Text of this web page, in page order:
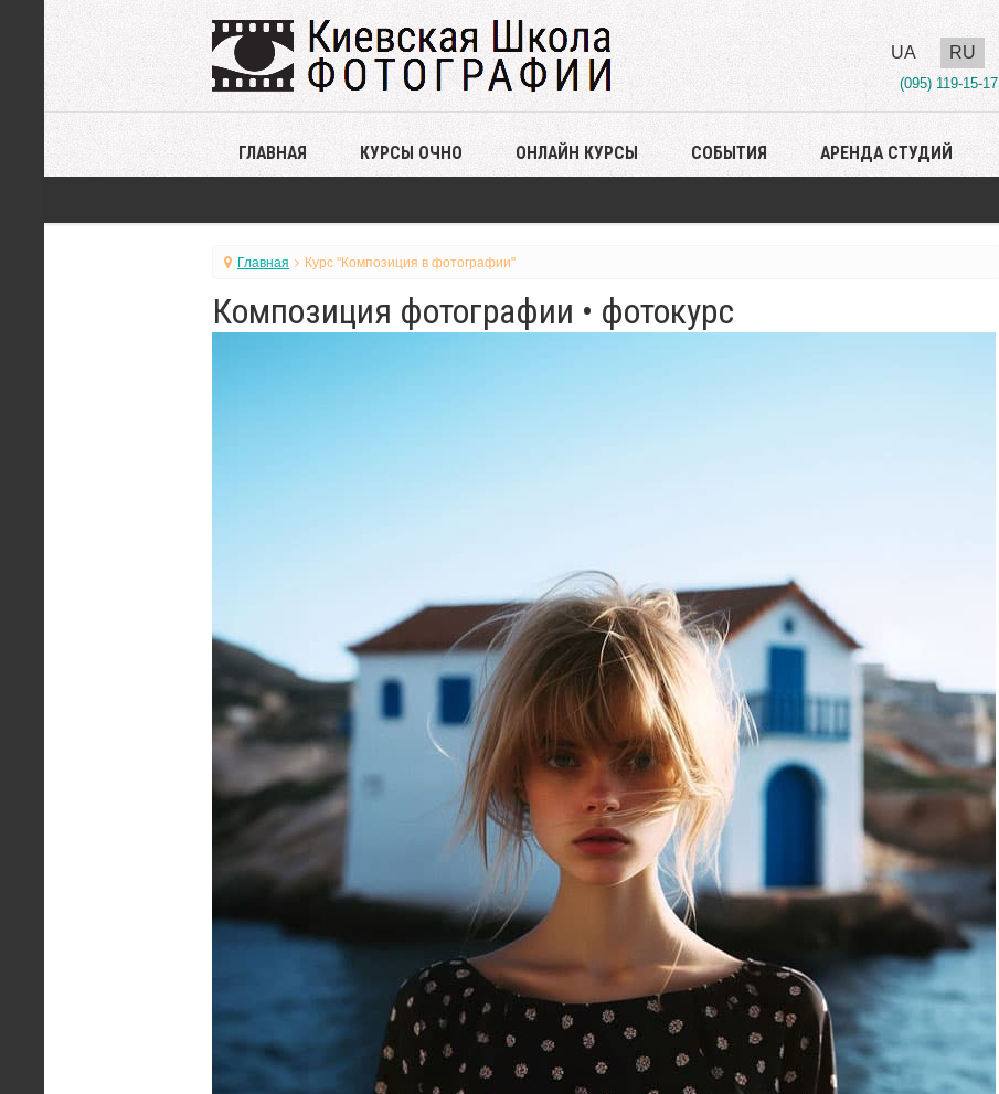
UA RU
(095) 119-15-17
ГЛАВНАЯ КУРСЫ ОЧНО ОНЛАЙН КУРСЫ СОБЫТИЯ АРЕНДА СТУДИЙ
Главная Курс "Композиция в фотографии"
Композиция фотографии • фотокурс